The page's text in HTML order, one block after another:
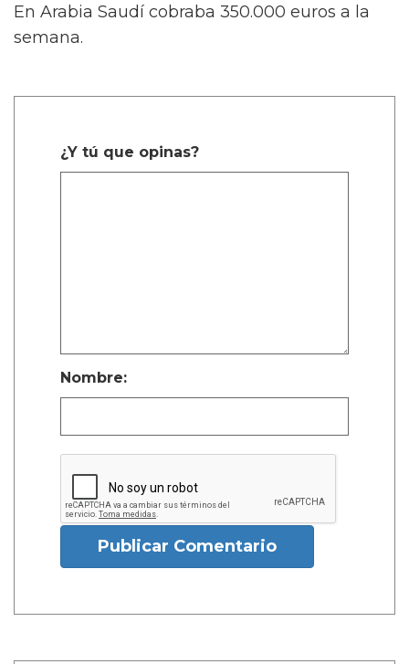
En Arabia Saudí cobraba 350.000 euros a la
semana.
¿Y tú que opinas?
Nombre:
Publicar Comentario